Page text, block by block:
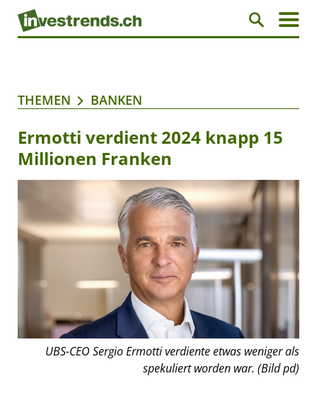
THEMEN BANKEN
Ermotti verdient 2024 knapp 15
Millionen Franken
UBS-CEO Sergio Ermotti verdiente etwas weniger als
spekuliert worden war. (Bild pd)